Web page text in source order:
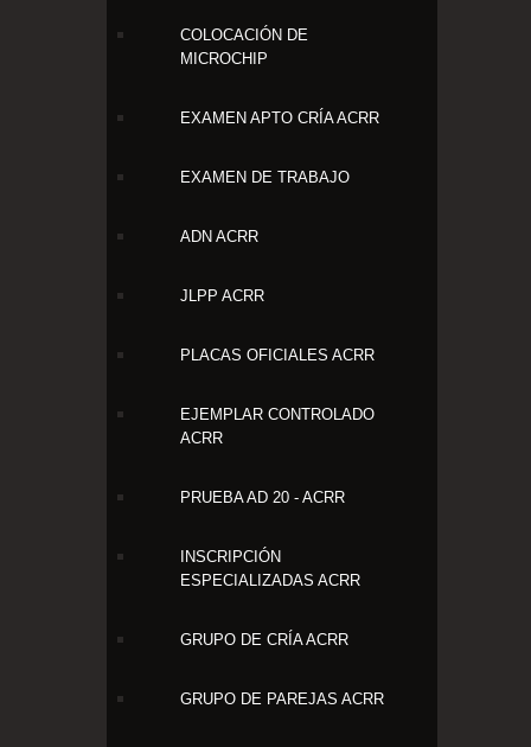
COLOCACIÓN DE
MICROCHIP
EXAMEN APTO CRÍA ACRR
EXAMEN DE TRABAJO
ADN ACRR
JLPP ACRR
PLACAS OFICIALES ACRR
EJEMPLAR CONTROLADO
ACRR
PRUEBA AD 20 - ACRR
INSCRIPCIÓN
ESPECIALIZADAS ACRR
GRUPO DE CRÍA ACRR
GRUPO DE PAREJAS ACRR